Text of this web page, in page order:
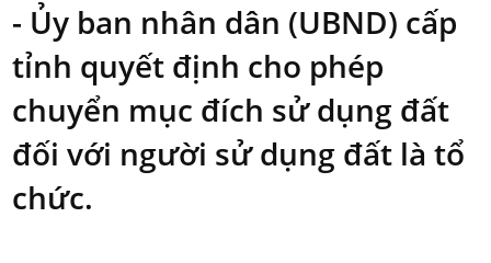
- Ủy ban nhân dân (UBND) cấp
tỉnh quyết định cho phép
chuyển mục đích sử dụng đất
đối với người sử dụng đất là tổ
chức.